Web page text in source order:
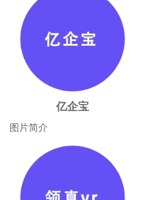
亿企宝
图片简介